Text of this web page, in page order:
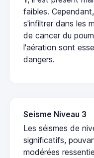
faibles.
s'infiltrer dans les
de cancer du
l'aération sont
dangers.
Seisme Niveau 3
Les séismes de
significatifs,
modérées